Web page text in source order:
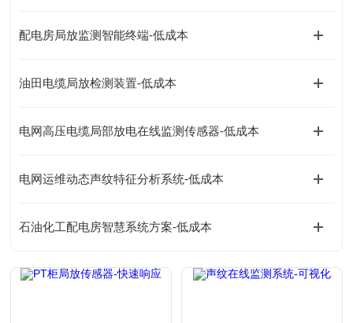
配电房局放监测智能终端-低成本
油田电缆局放检测装置-低成本
电网高压电缆局部放电在线监测传感器-低成本
电网运维动态声纹特征分析系统-低成本
石油化工配电房智慧系统方案-低成本